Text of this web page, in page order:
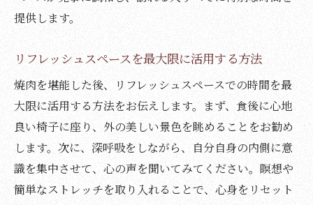
提供します。
リフレッシュスペースを最大限に活用する方法
焼肉を堪能した後、リフレッシュスペースでの時間を最
大限に活用する方法をお伝えします。まず、食後に心地
良い椅子に座り、外の美しい景色を眺めることをお勧め
します。次に、深呼吸をしながら、自分自身の内側に意
識を集中させて、心の声を聞いてみてください。瞑想や
簡単なストレッチを取り入れることで、心身をリセット